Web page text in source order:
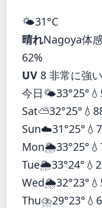
🌤️31°C
晴れNagoya体
62%
UV 8 非常に強い
今日🌤️33°25°
Sat⛅32°25°
Sun☁️31°25°
Mon🌦️33°25°
Tue🌦️33°24°
Wed🌦️32°23°
Thu⛈️29°23°